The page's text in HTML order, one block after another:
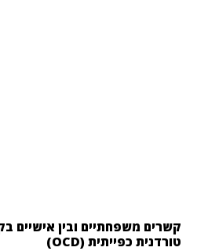
קשרים משפחתיים ובין אישיים
טורדנית כפייתית (OCD)